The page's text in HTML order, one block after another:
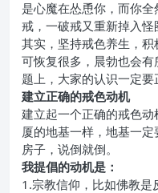
是心魔在怂恿你，而你
戒，一破戒又重新掉入怪
其实，坚持戒色养生，
可恢复很多，晨勃也会
题上，大家的认识一定要
建立正确的戒色动机
建立起一个正确的戒色
厦的地基一样，地基一
房子，说倒就倒。
我提倡的动机是：
1.宗教信仰，比如佛教是